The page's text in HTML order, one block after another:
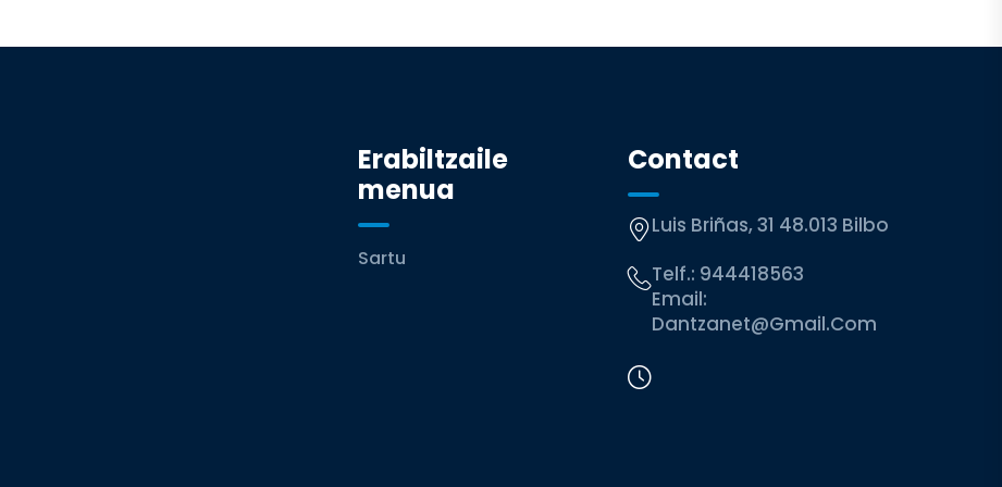
Erabiltzaile
menua
Sartu
Contact
Luis Briñas, 31 48.013 Bilbo
Telf.: 944418563
Email:
Dantzanet@gmail.com